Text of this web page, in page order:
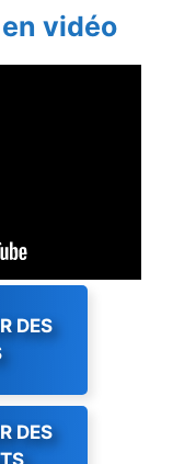
vidéo
DES
DES